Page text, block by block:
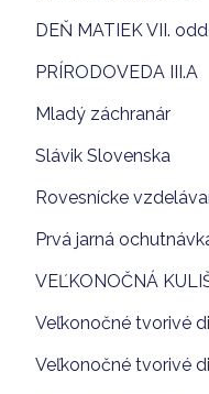
DEŇ MATIEK VII.
PRÍRODOVEDA III.A
Mladý záchranár
Slávik Slovenska
Rovesnícke
Prvá jarná
VEĽKONOČNÁ
Veľkonočné tvorivé
Veľkonočné tvorivé